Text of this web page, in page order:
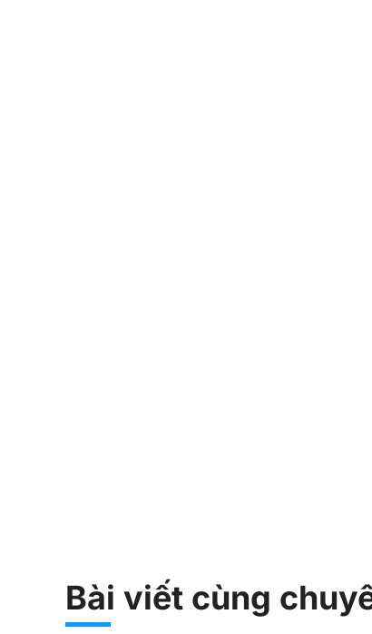
Bài viết cùng